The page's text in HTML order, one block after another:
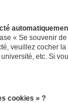
« Se souvenir
veuillez cocher
etc. Si
cookies » ?